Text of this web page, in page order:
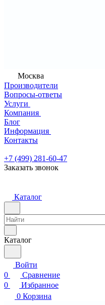
Москва
Производители
Вопросы-ответы
Услуги
Компания
Блог
Информация
Контакты
+7 (499) 281-60-47
Заказать звонок
Каталог
Каталог
Войти
0
Сравнение
0
Избранное
0 Корзина